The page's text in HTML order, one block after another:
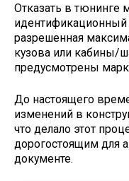
Отказать в тюнинге
идентификационный
разрешенная
кузова или кабины/
предусмотрены
До настоящего
изменений в
что делало этот
дорогостоящим для
документе.